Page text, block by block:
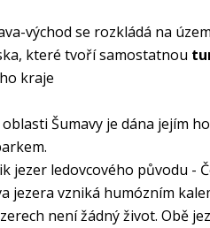
východ se rozkládá na
, které tvoří samostatnou
kraje
oblasti Šumavy je dána jejím
jezer ledovcového původu -
jezera vzniká humózním
není žádný život. Obě